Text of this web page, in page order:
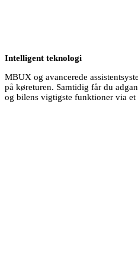
Intelligent teknologi
MBUX og avancerede
på køreturen. Samtidig får du
og bilens vigtigste funktioner via